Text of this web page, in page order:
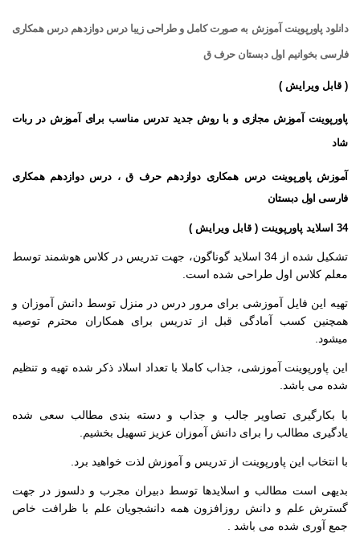
دانلود پاورپوینت آموزش به صورت کامل و طراحی زیبا درس دوازدهم درس همکاری
فارسی بخوانیم اول دبستان حرف ق
( قابل ویرایش )
پاورپوینت آموزش مجازی و با روش جدید تدرس مناسب برای آموزش در ربات
شاد
آموزش پاورپوینت درس همکاری دوازدهم حرف ق ، درس دوازدهم همکاری
فارسی اول دبستان
34 اسلاید پاورپوینت ( قابل ویرایش )
تشکیل شده از 34 اسلاید گوناگون، جهت تدریس در کلاس هوشمند توسط
معلم کلاس اول طراحی شده است.
تهیه این فایل آموزشی برای مرور درس در منزل توسط دانش آموزان و
همچنین کسب آمادگی قبل از تدریس برای همکاران محترم توصیه
میشود.
این پاورپوینت آموزشی، جذاب کاملا با تعداد اسلاد ذکر شده تهیه و تنظیم
شده می باشد.
با بکارگیری تصاویر جالب و جذاب و دسته بندی مطالب سعی شده
یادگیری مطالب را برای دانش آموزان عزیز تسهیل بخشیم.
با انتخاب این پاورپوینت از تدریس و آموزش لذت خواهید برد.
بدیهی است مطالب و اسلایدها توسط دبیران مجرب و دلسوز در جهت
گسترش علم و دانش روزافزون همه دانشجویان علم با ظرافت خاص
جمع آوری شده می باشد .